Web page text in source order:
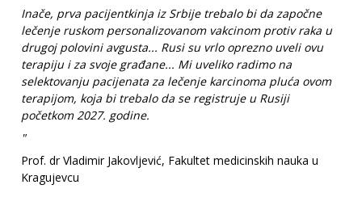
Inače, prva pacijentkinja iz Srbije trebalo bi da započne
lečenje ruskom personalizovanom vakcinom protiv raka u
drugoj polovini avgusta... Rusi su vrlo oprezno uveli ovu
terapiju i za svoje građane... Mi uveliko radimo na
selektovanju pacijenata za lečenje karcinoma pluća ovom
terapijom, koja bi trebalo da se registruje u Rusiji
početkom 2027. godine.
"
Prof. dr Vladimir Jakovljević, Fakultet medicinskih nauka u
Kragujevcu